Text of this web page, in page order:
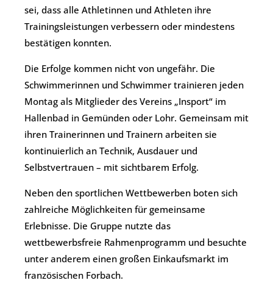
sei, dass alle Athletinnen und Athleten ihre
Trainingsleistungen verbessern oder mindestens
bestätigen konnten.
Die Erfolge kommen nicht von ungefähr. Die
Schwimmerinnen und Schwimmer trainieren jeden
Montag als Mitglieder des Vereins „Insport“ im
Hallenbad in Gemünden oder Lohr. Gemeinsam mit
ihren Trainerinnen und Trainern arbeiten sie
kontinuierlich an Technik, Ausdauer und
Selbstvertrauen – mit sichtbarem Erfolg.
Neben den sportlichen Wettbewerben boten sich
zahlreiche Möglichkeiten für gemeinsame
Erlebnisse. Die Gruppe nutzte das
wettbewerbsfreie Rahmenprogramm und besuchte
unter anderem einen großen Einkaufsmarkt im
französischen Forbach.